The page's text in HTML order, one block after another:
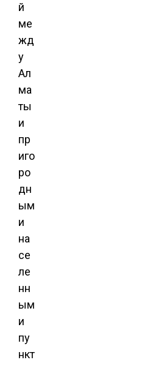
й
ме
жд
у
Ал
ма
ты
и
пр
иго
ро
дн
ым
и
на
се
ле
нн
ым
и
пу
нкт